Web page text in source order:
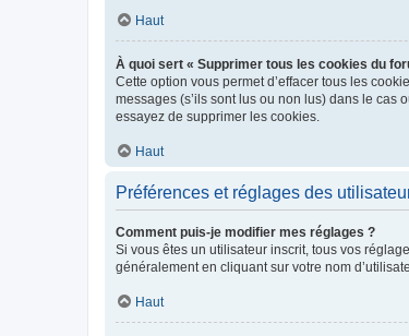
Haut
À quoi sert « Supprimer tous les cookies du
Cette option vous permet d’effacer tous les
messages (s’ils sont lus ou non lus) dans le cas
essayez de supprimer les cookies.
Haut
Préférences et réglages des
Comment puis-je modifier mes réglages ?
Si vous êtes un utilisateur inscrit, tous vos
généralement en cliquant sur votre nom
Haut